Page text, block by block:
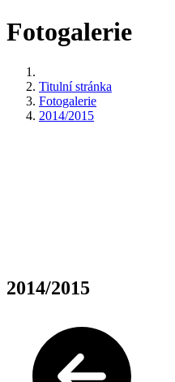
Fotogalerie
Titulní stránka
Fotogalerie
2014/2015
2014/2015